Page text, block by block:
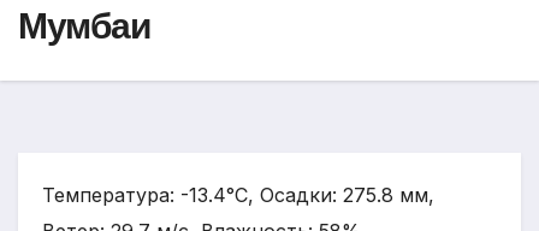
Мумбаи
Температура: -13.4°C, Осадки: 275.8 мм,